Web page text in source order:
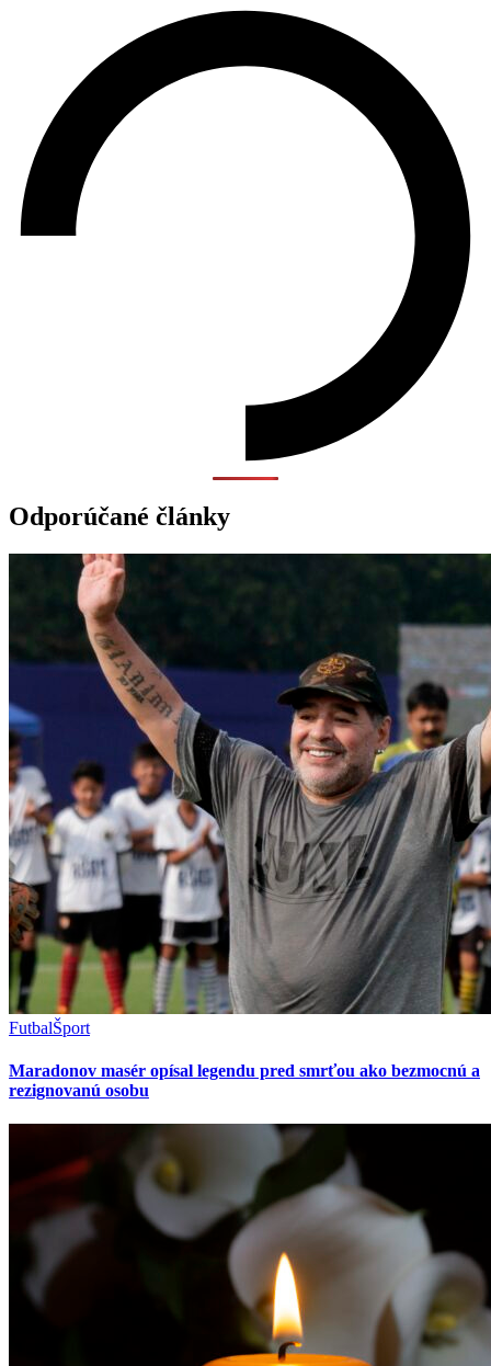
Odporúčané články
FutbalŠport
Maradonov masér opísal legendu pred smrťou ako bezmocnú a
rezignovanú osobu